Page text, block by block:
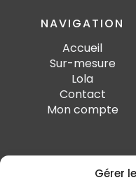
Gérer
NAVIGATION
Accueil
Sur-mesure
Lola
Contact
Mon compte